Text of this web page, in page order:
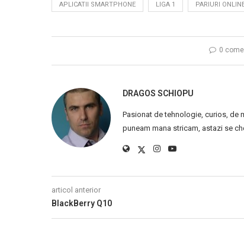
APLICATII SMARTPHONE LIGA 1 PARIURI
0
DRAGOS SCHIOPU
Pasionat de tehnologie, curios, de
puneam mana stricam, astazi se
articol anterior
BlackBerry Q10